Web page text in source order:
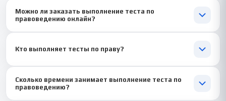
Можно ли заказать выполнение теста по
правоведению онлайн?
«Правоведение (право)» на любых образовательных
конфиденциальность.
Кто выполняет тесты по праву?
образованием и опытом преподавания.
Сколько времени занимает выполнение теста по
правоведению?